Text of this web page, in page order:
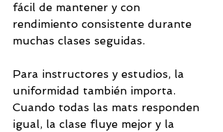
fácil de mantener y con
rendimiento consistente durante
muchas clases seguidas.
Para instructores y estudios, la
uniformidad también importa.
Cuando todas las mats responden
igual, la clase fluye mejor y la